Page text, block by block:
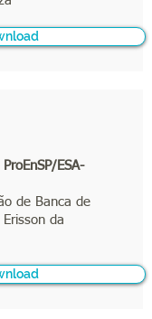
ESA-
de Banca de
da